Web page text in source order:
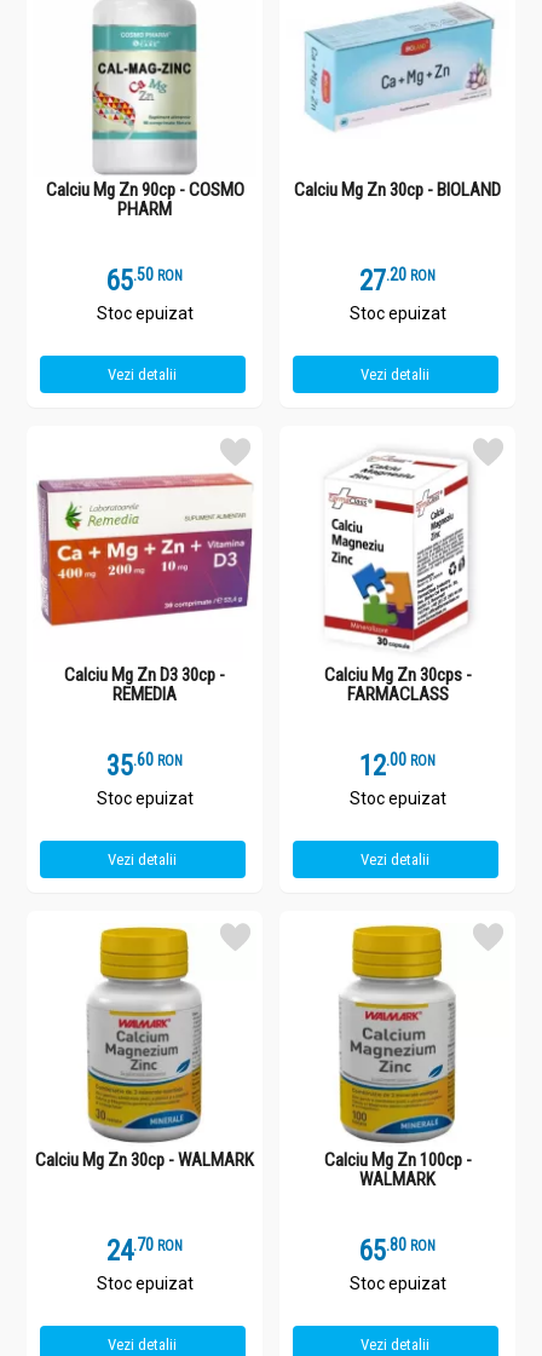
Calciu Mg Zn 90cp - COSMO
PHARM
65.5 RON
Stoc epuizat
Vezi detalii
Calciu Mg Zn 30cp - BIOLAND
27.2 RON
Stoc epuizat
Vezi detalii
Calciu Mg Zn D3 30cp -
REMEDIA
35.6 RON
Stoc epuizat
Vezi detalii
Calciu Mg Zn 30cps -
FARMACLASS
12.0 RON
Stoc epuizat
Vezi detalii
Calciu Mg Zn 30cp - WALMARK
24.7 RON
Stoc epuizat
Vezi detalii
Calciu Mg Zn 100cp -
WALMARK
65.8 RON
Stoc epuizat
Vezi detalii